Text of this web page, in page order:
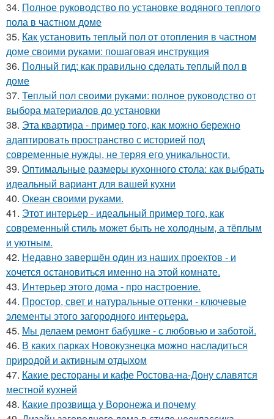
34. Полное руководство по установке водяного теплого
пола в частном доме
35. Как установить теплый пол от отопления в частном
доме своими руками: пошаговая инструкция
36. Полный гид: как правильно сделать теплый пол в
доме
37. Теплый пол своими руками: полное руководство от
выбора материалов до установки
38. Эта квартира - пример того, как можно бережно
адаптировать пространство с историей под
современные нужды, не теряя его уникальности.
39. Оптимальные размеры кухонного стола: как выбрать
идеальный вариант для вашей кухни
40. Океан своими руками.
41. Этот интерьер - идеальный пример того, как
современный стиль может быть не холодным, а тёплым
и уютным.
42. Недавно завершён один из наших проектов - и
хочется остановиться именно на этой комнате.
43. Интерьер этого дома - про настроение.
44. Простор, свет и натуральные оттенки - ключевые
элементы этого загородного интерьера.
45. Мы делаем ремонт бабушке - с любовью и заботой.
46. В каких парках Новокузнецка можно насладиться
природой и активным отдыхом
47. Какие рестораны и кафе Ростова-на-Дону славятся
местной кухней
48. Какие прозвища у Воронежа и почему